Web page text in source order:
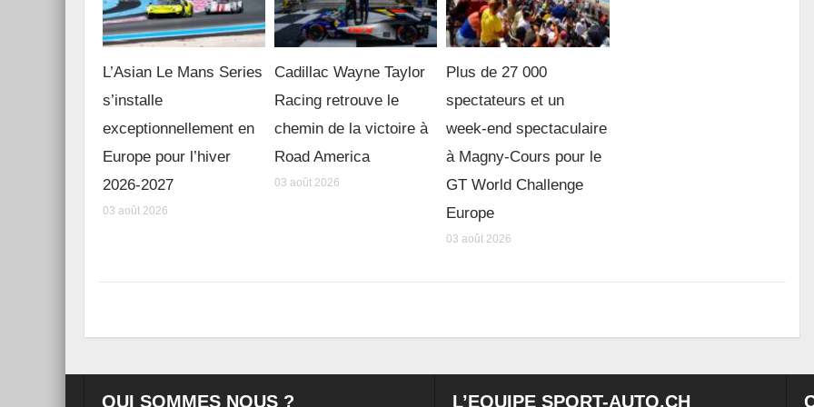
L’Asian Le Mans Series
s’installe
exceptionnellement en
Europe pour l’hiver
2026-2027
03 août 2026
Cadillac Wayne Taylor
Racing retrouve le
chemin de la victoire à
Road America
03 août 2026
Plus de 27 000
spectateurs et un
week-end spectaculaire
à Magny-Cours pour le
GT World Challenge
Europe
03 août 2026
QUI SOMMES NOUS ? L’EQUIPE SPORT-AUTO.CH